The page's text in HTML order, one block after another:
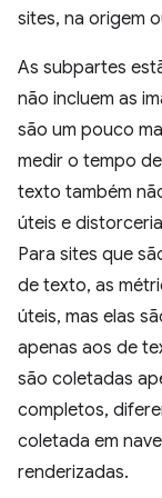
sites, na origem
As subpartes
não incluem as
são um pouco
medir o tempo
texto também
úteis e
Para sites que
de texto, as
úteis, mas elas
apenas aos de
são coletadas
completos,
coletada em
renderizadas.